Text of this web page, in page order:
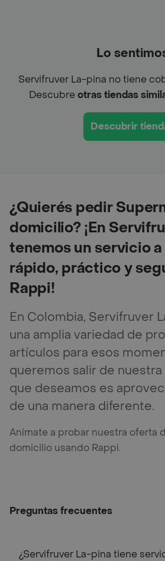
Lo
Servifruver La-pina no tiene
Descubreotras tiendas
Descubrir
¿Quierés pedir
domicilio? ¡En
tenemos un servicio
rápido, práctico y
Rappi!
En Colombia, Servifruver
una amplia variedad de
artículos para esos
queremos salir de nuestra
que deseamos es
de una manera diferente.
Anímate a probar nuestra oferta
domicilio usando Rappi.
Preguntas frecuentes
¿Servifruver La-pina tiene